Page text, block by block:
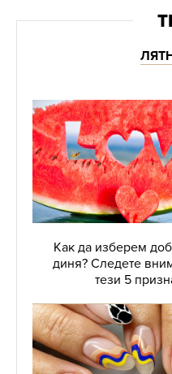
Как да изберем
диня? Следете
тези 5